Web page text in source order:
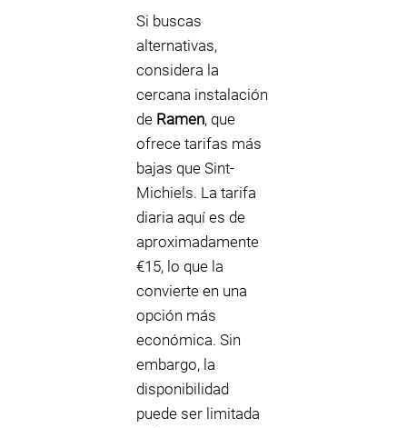
Si buscas
alternativas,
considera la
cercana instalación
de Ramen, que
ofrece tarifas más
bajas que Sint-
Michiels. La tarifa
diaria aquí es de
aproximadamente
€15, lo que la
convierte en una
opción más
económica. Sin
embargo, la
disponibilidad
puede ser limitada